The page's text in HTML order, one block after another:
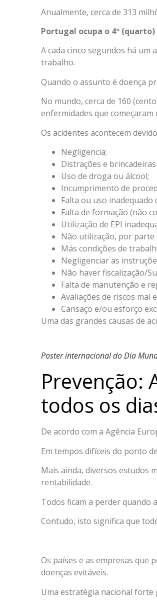
Anualmente, cerca de 313
Portugal ocupa o 4º
A cada cinco segundos há
trabalho.
Quando o assunto é doença
No mundo, cerca de 160
enfermidades que
Os acidentes acontecem
Negligencia;
Distrações e
Uso de droga ou álcool;
Incumprimento de
Falta ou uso inadequado
Falta de formação (não
Utilização de EPI
Não utilização, por parte
Más condições de
Negligenciar as
Não haver fiscalização/
Falta de manutenção e
Avaliações de riscos mal
Cansaço e/ou esforço
Uma das grandes causas de
Poster internacional do Dia
Prevenção:
todos os
De acordo com a Agência
Em tempos difíceis do ponto
Mais ainda, diversos estudos
rentabilidade.
Todos ficam a perder quando
Contudo, isto significa que
Os países e as empresas que
doenças evitáveis.
Uma estratégia nacional forte